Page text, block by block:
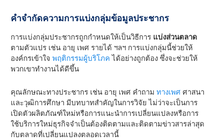
คําจํากัดความการแบ่งกลุ่มข้อมูลประชากร
การแบ่งกลุ่มประชากรถูกกําหนดให้เป็นวิธีการ แบ่งส่วนตลาด
ตามตัวแปร เช่น อายุ เพศ รายได้ ฯลฯ การแบ่งกลุ่มนี้ช่วยให้
องค์กรเข้าใจพฤติกรรมผู้บริโภค ได้อย่างถูกต้อง ซึ่งจะช่วยให้
พวกเขาทํางานได้ดีขึ้น
คุณลักษณะทางประชากร เช่น อายุ เพศ คําถามทางเพศ ศาสนา
และวุฒิการศึกษา มีบทบาทสําคัญในการวิจัย ไม่ว่าจะเป็นการ
เปิดตัวผลิตภัณฑ์ใหม่หรือการแนะนําการเปลี่ยนแปลงหรือการ
ใช้บริการใหม่ธุรกิจจําเป็นต้องติดตามและติดตามข่าวสารล่าสุด
กับตลาดที่เปลี่ยนแปลงตลอดเวลานี้